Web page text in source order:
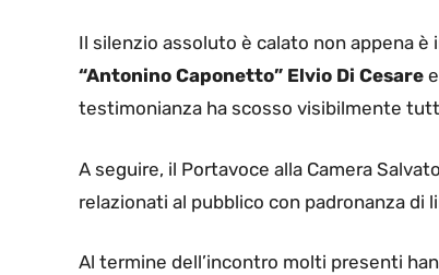
Il silenzio assoluto è calato non appena
“Antonino Caponetto” Elvio Di Cesare
testimonianza ha scosso visibilmente
A seguire, il Portavoce alla Camera
relazionati al pubblico con padronanza
Al termine dell’incontro molti presenti